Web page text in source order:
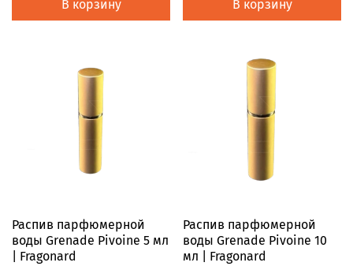
В корзину В корзину
Распив парфюмерной
воды Grenade Pivoine 5 мл
| Fragonard
Распив парфюмерной
воды Grenade Pivoine 10
мл | Fragonard